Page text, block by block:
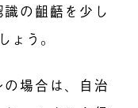
の齟齬を少し
ょう。
場合は、自治